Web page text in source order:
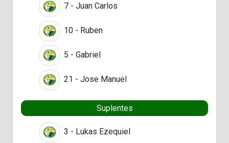
7 - Juan Carlos
10 - Ruben
5 - Gabriel
21 - Jose Manuel
Suplentes
3 - Lukas Ezequiel